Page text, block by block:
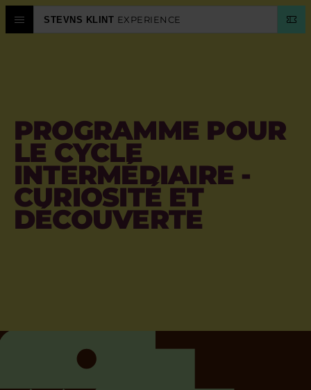
STEVNS KLINT EXPERIENCE
PLANIFIER
CALENDRIER
LANGUE
PROGRAMME POUR
LE CYCLE
INTERMÉDIAIRE -
CURIOSITÉ ET
DÉCOUVERTE